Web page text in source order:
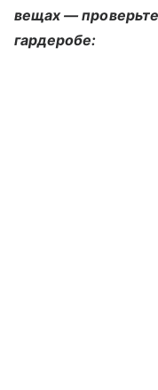
вещах —
гардеробе: